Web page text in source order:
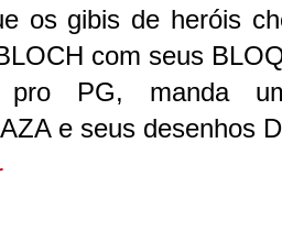
os gibis de heróis
com seus
pro PG, manda
e seus desenhos